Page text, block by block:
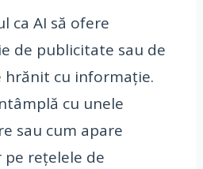
ca AI să ofere
de publicitate sau de
hrănit cu informație.
cu unele
sau cum apare
rețelele de